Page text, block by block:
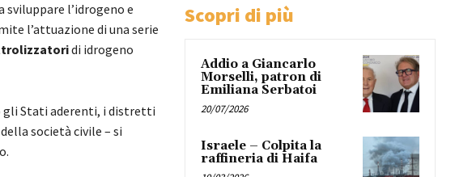
l’idrogeno e
l’attuazione di una serie
di idrogeno
gli Stati aderenti, i distretti
società civile – si
Scopri di più
Addio a Giancarlo
Morselli, patron di
Emiliana Serbatoi
20/07/2026
Israele – Colpita la
raffineria di Haifa